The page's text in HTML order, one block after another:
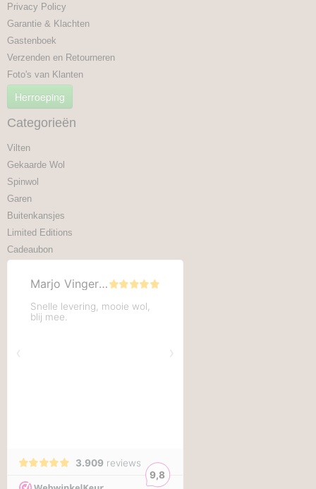
Privacy Policy
Garantie & Klachten
Gastenboek
Verzenden en Retourneren
Foto's van Klanten
Herroeping
Categorieën
Vilten
Gekaarde Wol
Spinwol
Garen
Buitenkansjes
Limited Editions
Cadeaubon